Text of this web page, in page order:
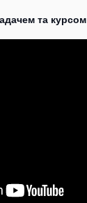
та курсом